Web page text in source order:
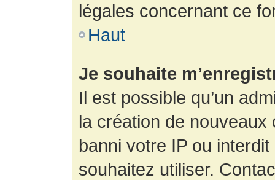
légales concernant ce
Haut
Je souhaite
Il est possible qu’un
la création de
banni votre IP ou
souhaitez utiliser.